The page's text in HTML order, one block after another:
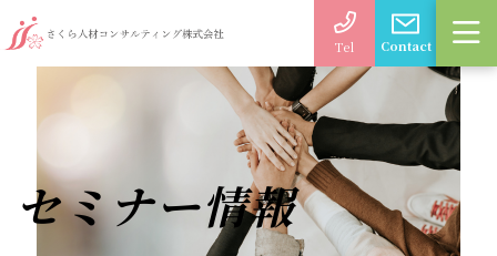
Tel Contact
セミナー情報